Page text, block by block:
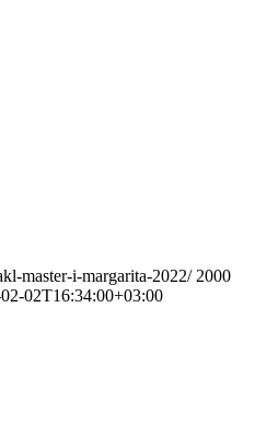
master-i-margarita-2022/ 2000
02T16:34:00+03:00